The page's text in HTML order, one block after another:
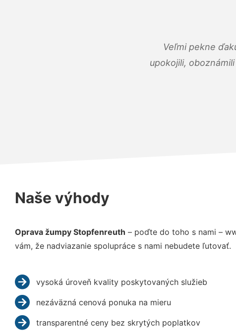
Veľmi pekne
upokojili,
Naše výhody
Oprava žumpy Stopfenreuth – poďte do toho s nami –
vám, že nadviazanie spolupráce s nami nebudete ľutovať.
vysoká úroveň kvality poskytovaných služieb
nezáväzná cenová ponuka na mieru
transparentné ceny bez skrytých poplatkov